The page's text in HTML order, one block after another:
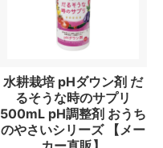
水耕栽培 pHダウン剤 だ
るそうな時のサプリ
500mL pH調整剤 おうち
のやさいシリーズ 【メー